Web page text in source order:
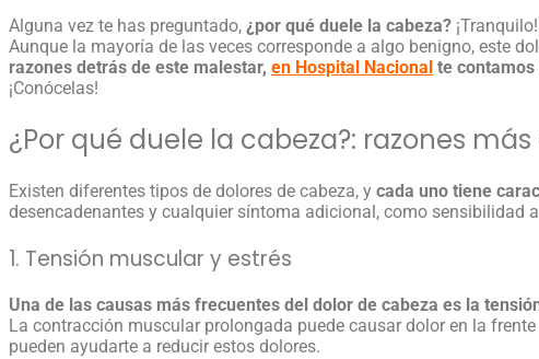
Alguna vez te has preguntado, ¿por qué duele la cabeza?
Aunque la mayoría de las veces corresponde a algo benigno, este
razones detrás de este malestar, en Hospital Nacional te contamos
¡Conócelas!
¿Por qué duele la cabeza?: razones
Existen diferentes tipos de dolores de cabeza, y cada uno tiene
desencadenantes y cualquier síntoma adicional, como
1. Tensión muscular y estrés
Una de las causas más frecuentes del dolor de cabeza es la
La contracción muscular prolongada puede causar dolor en la
pueden ayudarte a reducir estos dolores.